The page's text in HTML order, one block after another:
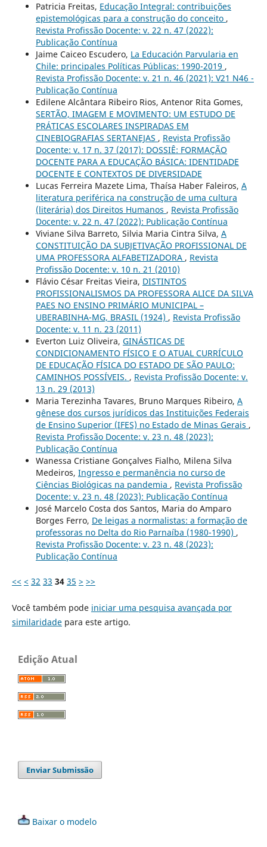
Patricia Freitas, Educação Integral: contribuições
epistemológicas para a construção do conceito ,
Revista Profissão Docente: v. 22 n. 47 (2022):
Publicação Contínua
Jaime Caiceo Escudero, La Educación Parvularia en
Chile: principales Políticas Públicas: 1990-2019 ,
Revista Profissão Docente: v. 21 n. 46 (2021): V21 N46 -
Publicação Contínua
Edilene Alcântara Ribeiro Rios, Antenor Rita Gomes,
SERTÃO, IMAGEM E MOVIMENTO: UM ESTUDO DE
PRÁTICAS ESCOLARES INSPIRADAS EM
CINEBIOGRAFIAS SERTANEJAS , Revista Profissão
Docente: v. 17 n. 37 (2017): DOSSIÊ: FORMAÇÃO
DOCENTE PARA A EDUCAÇÃO BÁSICA: IDENTIDADE
DOCENTE E CONTEXTOS DE DIVERSIDADE
Lucas Ferreira Mazete Lima, Thaísa Haber Faleiros, A
literatura periférica na construção de uma cultura
(literária) dos Direitos Humanos , Revista Profissão
Docente: v. 22 n. 47 (2022): Publicação Contínua
Viviane Silva Barreto, Silvia Maria Cintra Silva, A
CONSTITUIÇÃO DA SUBJETIVAÇÃO PROFISSIONAL DE
UMA PROFESSORA ALFABETIZADORA , Revista
Profissão Docente: v. 10 n. 21 (2010)
Flávio César Freitas Vieira, DISTINTOS
PROFISSIONALISMOS DA PROFESSORA ALICE DA SILVA
PAES NO ENSINO PRIMÁRIO MUNICIPAL –
UBERABINHA-MG, BRASIL (1924) , Revista Profissão
Docente: v. 11 n. 23 (2011)
Everton Luiz Oliveira, GINÁSTICAS DE
CONDICIONAMENTO FÍSICO E O ATUAL CURRÍCULO
DE EDUCAÇÃO FÍSICA DO ESTADO DE SÃO PAULO:
CAMINHOS POSSÍVEIS. , Revista Profissão Docente: v.
13 n. 29 (2013)
Maria Terezinha Tavares, Bruno Marques Ribeiro, A
gênese dos cursos jurídicos das Instituições Federais
de Ensino Superior (IFES) no Estado de Minas Gerais ,
Revista Profissão Docente: v. 23 n. 48 (2023):
Publicação Contínua
Wanessa Cristiane Gonçalves Fialho, Milena Silva
Medeiros, Ingresso e permanência no curso de
Ciências Biológicas na pandemia , Revista Profissão
Docente: v. 23 n. 48 (2023): Publicação Contínua
José Marcelo Costa dos Santos, Maria do Amparo
Borges Ferro, De leigas a normalistas: a formação de
professoras no Delta do Rio Parnaíba (1980-1990) ,
Revista Profissão Docente: v. 23 n. 48 (2023):
Publicação Contínua
<< < 32 33 34 35 > >>
Você também pode iniciar uma pesquisa avançada por
similaridadepara este artigo.
Edição Atual
Enviar Submissão
Baixar o modelo